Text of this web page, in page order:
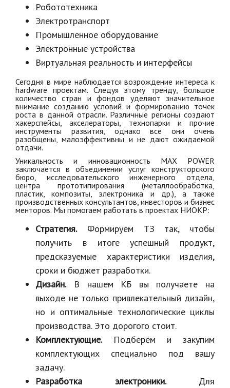
Робототехника
Электротранспорт
Промышленное оборудование
Электронные устройства
Виртуальная реальность и интерфейсы
Сегодня в мире наблюдается возрождение интереса к
hardware проектам. Следуя этому тренду, большое
количество стран и фондов уделяют значительное
внимание созданию условий и формированию точек
роста в данной отрасли. Различные регионы создают
хакерспейсы, акселераторы, технопарки и прочие
инструменты развития, однако все они очень
разобщены, малоэффективны и не дают ожидаемой
отдачи.
Уникальность и инновационность MAX POWER
заключается в объединении услуг конструкторского
бюро, исследовательского инженерного отдела,
центра прототипирования (металлообработка,
пластик, композиты, электроника и др.), а также
производственных консультантов, инвесторов и бизнес
менторов. Мы помогаем работать в проектах НИОКР:
Стратегия.Формируем ТЗ так, чтобы
получить в итоге успешный продукт,
предсказуемые характеристики изделия,
сроки и бюджет разработки.
Дизайн.В нашем КБ вы получаете на
выходе не только привлекательный дизайн,
но и оптимальные технологические циклы
производства. Это дорогого стоит.
Комплектующие.Подберём и закупим
комплектующих специально под вашу
задачу.
Разработка электроники.Для